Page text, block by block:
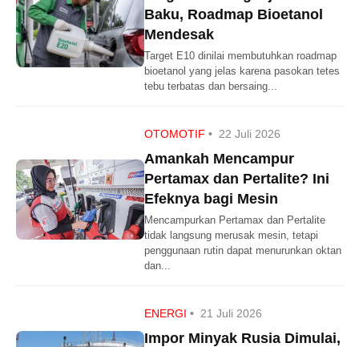
Baku, Roadmap Bioetanol
Mendesak
Target E10 dinilai membutuhkan roadmap
bioetanol yang jelas karena pasokan tetes
tebu terbatas dan bersaing...
OTOMOTIF • 22 Juli 2026
Amankah Mencampur
Pertamax dan Pertalite? Ini
Efeknya bagi Mesin
Mencampurkan Pertamax dan Pertalite
tidak langsung merusak mesin, tetapi
penggunaan rutin dapat menurunkan oktan
dan...
ENERGI • 21 Juli 2026
Impor Minyak Rusia Dimulai,